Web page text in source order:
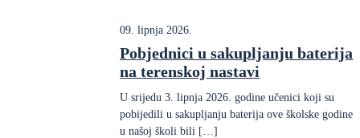
09. lipnja 2026.
Pobjednici u sakupljanju baterija
na terenskoj nastavi
U srijedu 3. lipnja 2026. godine učenici koji su
pobijedili u sakupljanju baterija ove školske godine
u našoj školi bili […]